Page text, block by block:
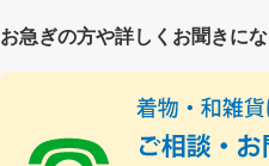
お急ぎの方や詳しくお聞きに